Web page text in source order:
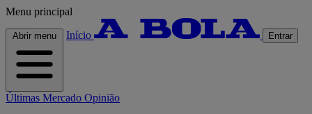
Menu principal
Abrir menu Início Entrar
Últimas Mercado Opinião